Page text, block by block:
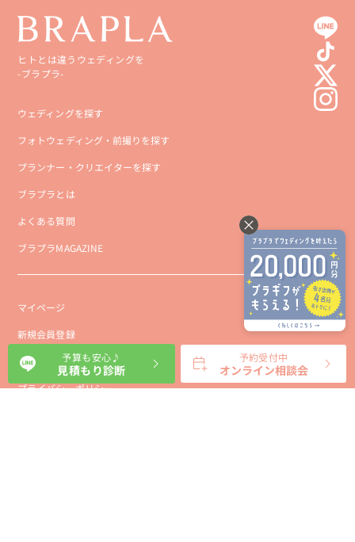
ヒトとは違うウェディングを
-ブラプラ-
ウェディングを探す
フォトウェディング・前撮りを探す
プランナー・クリエイターを探す
ブラプラとは
よくある質問
ブラプラMAGAZINE
マイページ
新規会員登録
会社概要
プライバシーポリシー
予算も安心♪
見積もり診断
予約受付中
オンライン相談会